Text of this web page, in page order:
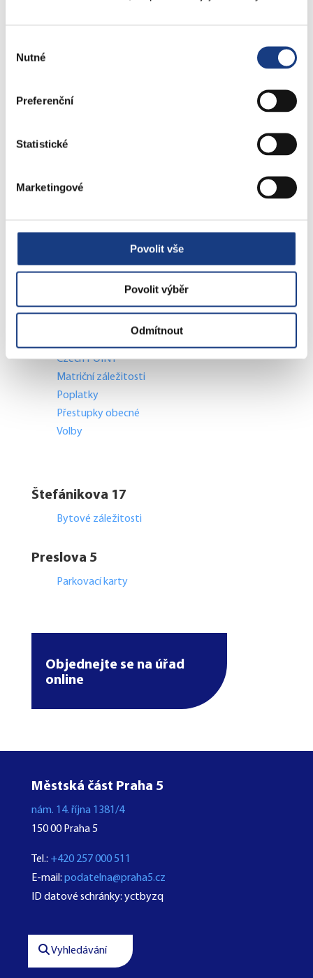
souhlasu
Nutné
Preferenční
Statistické
Marketingové
Povolit vše
Povolit výběr
Odmítnout
Komunální odpad
Doprava - zvláštní užívání komunikací
Přestupky dopravní - správní řízení
Informace
Czech POINT
Matriční záležitosti
Poplatky
Přestupky obecné
Volby
Štefánikova 17
Bytové záležitosti
Preslova 5
Parkovací karty
Objednejte se na úřad
online
Městská část Praha 5
nám. 14. října 1381/4
150 00 Praha 5
Tel.: +420 257 000 511
E-mail: podatelna@praha5.cz
ID datové schránky: yctbyzq
Vyhledávání